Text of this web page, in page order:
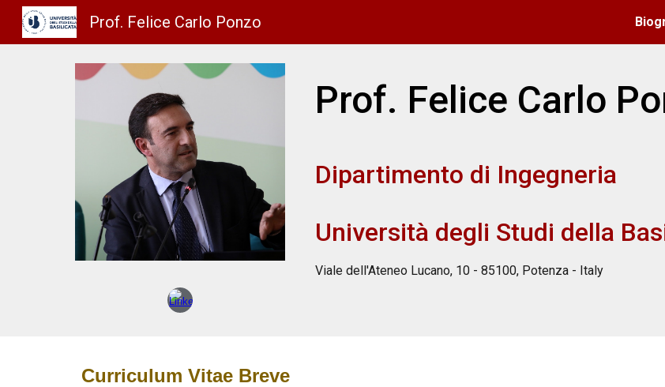
Skip
Prof. Felice Carlo Ponzo
Prof. Felice Carlo
Dipartimento di Ingegneria
Università degli Studi della
Viale dell'Ateneo Lucano, 10 - 85100, Potenza - Italy
Curriculum Vitae Breve